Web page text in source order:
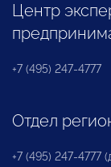
Центр
+7 (495) 247-4777
Отдел
+7 (495) 247-4777